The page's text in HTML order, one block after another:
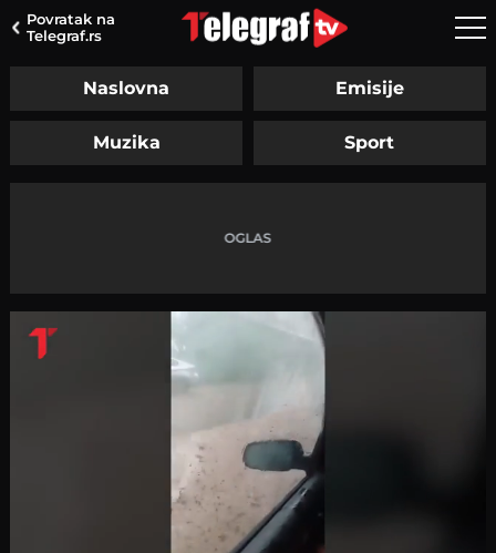
Povratak na
Telegraf.rs
Naslovna Emisije
Muzika Sport